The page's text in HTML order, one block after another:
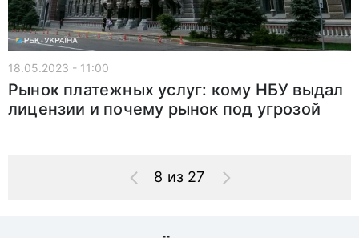
18.05.2023 - 11:00
Рынок платежных услуг: кому НБУ выдал
лицензии и почему рынок под угрозой
8 из 27